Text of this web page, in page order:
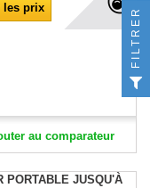
les prix
au comparateur
PORTABLE JUSQU'À
FILTRER